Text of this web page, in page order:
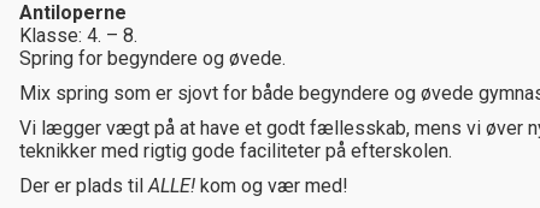
Antiloperne
Klasse: 4. – 8.
Spring for begyndere og øvede.
Mix spring som er sjovt for både begyndere og øvede
Vi lægger vægt på at have et godt fællesskab, mens vi øver
teknikker med rigtig gode faciliteter på efterskolen.
Der er plads tilALLE! kom og vær med!